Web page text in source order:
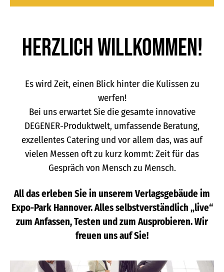
Herzlich willkommen!
Es wird Zeit, einen Blick hinter die Kulissen zu
werfen!
Bei uns erwartet Sie die gesamte innovative
DEGENER-Produktwelt, umfassende Beratung,
exzellentes Catering und vor allem das, was auf
vielen Messen oft zu kurz kommt: Zeit für das
Gespräch von Mensch zu Mensch.
All das erleben Sie in unserem Verlagsgebäude im
Expo-Park Hannover. Alles selbstverständlich „live“
zum Anfassen, Testen und zum Ausprobieren. Wir
freuen uns auf Sie!